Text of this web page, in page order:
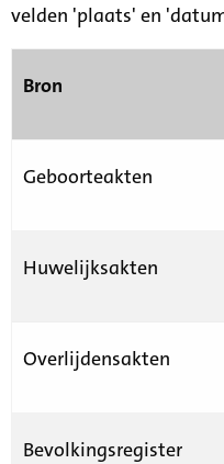
velden 'plaats' en
Bron
Geboorteakten
Huwelijksakten
Overlijdensakten
Bevolkingsregister